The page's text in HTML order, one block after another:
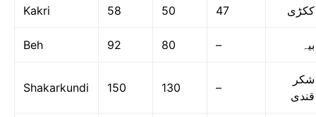
Kakri 58 50 47 ککڑی
Beh 92 80 – بیہ
Shakarkundi 150 130 –
شکر
قندی